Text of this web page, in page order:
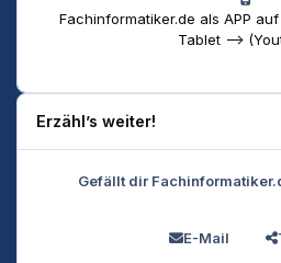
Fachinformatiker.de als APP
Tablet -->
Erzähl’s weiter!
Gefällt dir
E-Mail